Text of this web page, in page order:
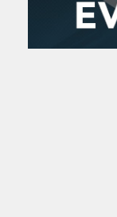
Najave i noviteti